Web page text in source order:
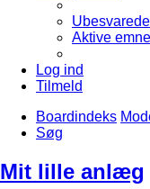
Aktive
Log ind
Tilmeld
Boardindeks
Søg
Mit lille anlæg